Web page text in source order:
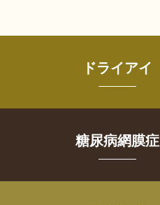
ドライアイ
糖尿病網膜症